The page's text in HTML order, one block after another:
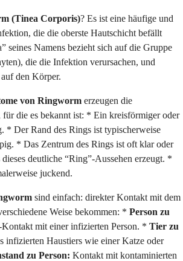
(Tinea Corporis)? Es ist eine häufige und
die die oberste Hautschicht befällt
seines Namens bezieht sich auf die Gruppe
die die Infektion verursachen, und
den Körper.
von Ringworm erzeugen die
für die es bekannt ist: * Ein kreisförmiger oder
* Der Rand des Rings ist typischerweise
* Das Zentrum des Rings ist oft klar oder
deutliche “Ring”-Aussehen erzeugt. *
juckend.
sind einfach: direkter Kontakt mit dem
Weise bekommen: * Person zu
mit einer infizierten Person. * Tier zu
infizierten Haustiers wie einer Katze oder
zu Person: Kontakt mit kontaminierten